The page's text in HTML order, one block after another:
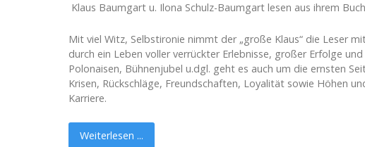
Klaus Baumgart u. Ilona Schulz-Baumgart lesen aus ihrem
Mit viel Witz, Selbstironie nimmt der „große Klaus“ die Leser
durch ein Leben voller verrückter Erlebnisse, großer Erfolge
Polonaisen, Bühnenjubel u.dgl. geht es auch um die ernsten
Krisen, Rückschläge, Freundschaften, Loyalität sowie Höhen
Karriere.
Weiterlesen ...